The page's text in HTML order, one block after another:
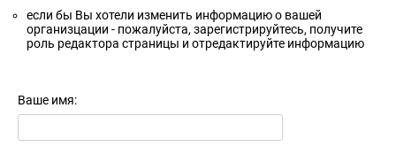
если бы Вы хотели изменить информацию о вашей
организцации - пожалуйста, зарегистрируйтесь, получите
роль редактора страницы и отредактируйте информацию
Ваше имя: